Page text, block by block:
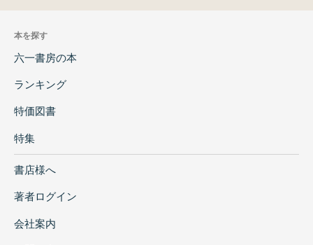
本を探す
六一書房の本
ランキング
特価図書
特集
書店様へ
著者ログイン
会社案内